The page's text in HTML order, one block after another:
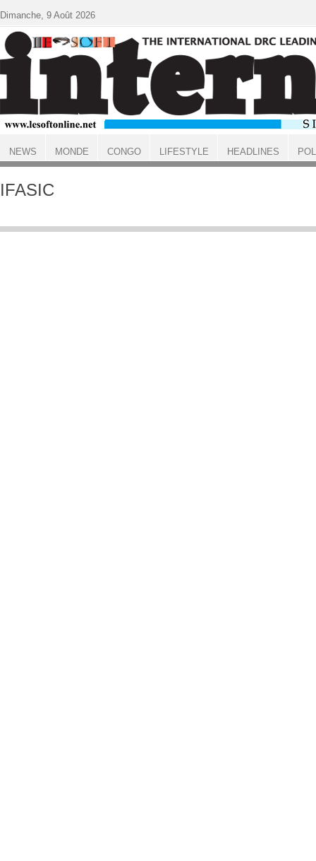
ACCUEIL
IFASIC
Dimanche, 9 Août 2026
NEWS MONDE CONGO LIFESTYLE HEADLINES